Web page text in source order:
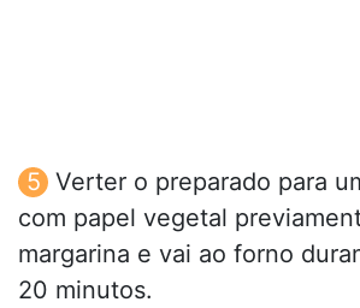
Verter o preparado para
com papel vegetal
margarina e vai ao forno
20 minutos.